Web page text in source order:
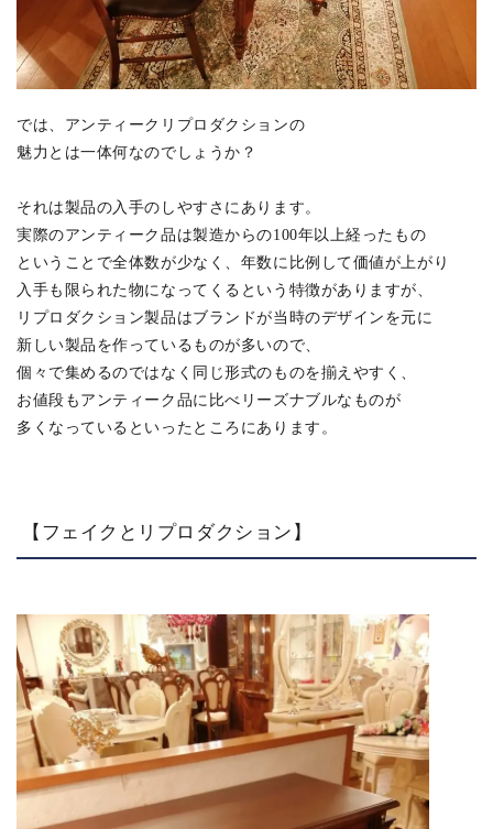
では、アンティークリプロダクションの
魅力とは一体何なのでしょうか？
それは製品の入手のしやすさにあります。
実際のアンティーク品は製造からの100年以上経ったもの
ということで全体数が少なく、年数に比例して価値が上がり
入手も限られた物になってくるという特徴がありますが、
リプロダクション製品はブランドが当時のデザインを元に
新しい製品を作っているものが多いので、
個々で集めるのではなく同じ形式のものを揃えやすく、
お値段もアンティーク品に比べリーズナブルなものが
多くなっているといったところにあります。
【フェイクとリプロダクション】